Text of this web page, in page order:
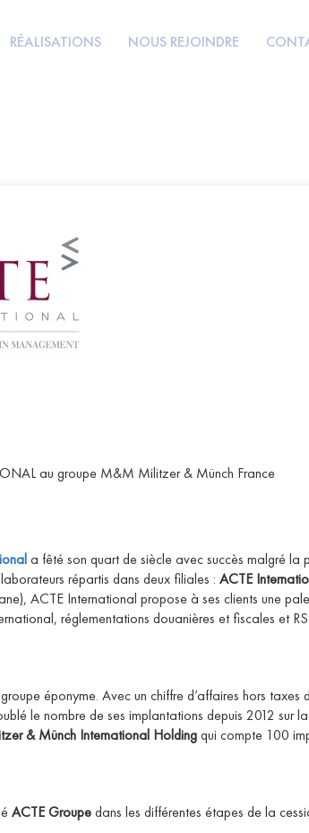
RÉALISATIONS NOUS REJOINDRE
au groupe M&M Militzer & Münch France
a fêté son quart de siècle avec succès malgré la
répartis dans deux filiales : ACTE
ACTE International propose à ses clients une
réglementations douanières et fiscales et
éponyme. Avec un chiffre d’affaires hors taxes
le nombre de ses implantations depuis 2012 sur
& Münch International Holdingqui compte 100
ACTE Groupedans les différentes étapes de la